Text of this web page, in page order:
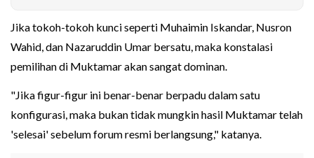
Jika tokoh-tokoh kunci seperti Muhaimin Iskandar, Nusron
Wahid, dan Nazaruddin Umar bersatu, maka konstalasi
pemilihan di Muktamar akan sangat dominan.
"Jika figur-figur ini benar-benar berpadu dalam satu
konfigurasi, maka bukan tidak mungkin hasil Muktamar telah
'selesai' sebelum forum resmi berlangsung," katanya.